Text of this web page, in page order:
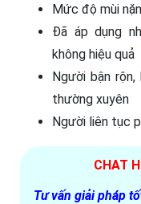
Mức độ mùi
Đã áp dụng
không hiệu quả
Người bận
thường xuyên
Người liên tục
CHAT
Tư vấn giải pháp